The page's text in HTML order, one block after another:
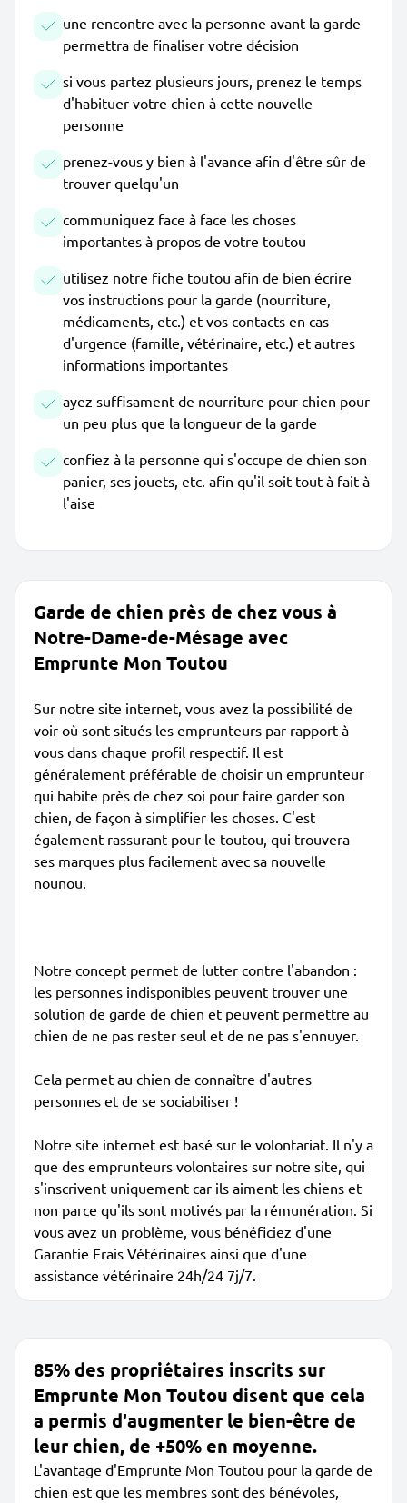
une rencontre avec la personne avant la garde
permettra de finaliser votre décision
si vous partez plusieurs jours, prenez le temps
d'habituer votre chien à cette nouvelle
personne
prenez-vous y bien à l'avance afin d'être sûr de
trouver quelqu'un
communiquez face à face les choses
importantes à propos de votre toutou
utilisez notre fiche toutou afin de bien écrire
vos instructions pour la garde (nourriture,
médicaments, etc.) et vos contacts en cas
d'urgence (famille, vétérinaire, etc.) et autres
informations importantes
ayez suffisament de nourriture pour chien pour
un peu plus que la longueur de la garde
confiez à la personne qui s'occupe de chien son
panier, ses jouets, etc. afin qu'il soit tout à fait à
l'aise
Garde de chien près de chez vous à
Notre-Dame-de-Mésage avec
Emprunte Mon Toutou
Sur notre site internet, vous avez la possibilité de
voir où sont situés les emprunteurs par rapport à
vous dans chaque profil respectif. Il est
généralement préférable de choisir un emprunteur
qui habite près de chez soi pour faire garder son
chien, de façon à simplifier les choses. C'est
également rassurant pour le toutou, qui trouvera
ses marques plus facilement avec sa nouvelle
nounou.
Notre concept permet de lutter contre l'abandon :
les personnes indisponibles peuvent trouver une
solution de garde de chien et peuvent permettre au
chien de ne pas rester seul et de ne pas s'ennuyer.
Cela permet au chien de connaître d'autres
personnes et de se sociabiliser !
Notre site internet est basé sur le volontariat. Il n'y a
que des emprunteurs volontaires sur notre site, qui
s'inscrivent uniquement car ils aiment les chiens et
non parce qu'ils sont motivés par la rémunération. Si
vous avez un problème, vous bénéficiez d'une
Garantie Frais Vétérinaires ainsi que d'une
assistance vétérinaire 24h/24 7j/7.
85% des propriétaires inscrits sur
Emprunte Mon Toutou disent que cela
a permis d'augmenter le bien-être de
leur chien, de +50% en moyenne.
L'avantage d'Emprunte Mon Toutou pour la garde de
chien est que les membres sont des bénévoles,